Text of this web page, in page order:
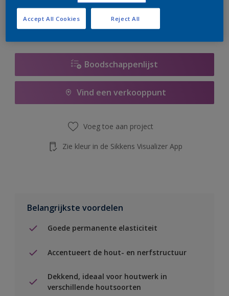
Op dit moment is het niet mogelijk dit product online
te bestellen. Bezoek je dichtstbijzijnde winkel of klik op
de knop hieronder.
Boodschappenlijst
Vind een verkooppunt
Voeg toe aan project
Zie kleur in de Sikkens Visualizer App
Belangrijkste voordelen
Goede permanente elasticiteit
Accentueert de hout- en nerfstructuur
Dekkend, ideaal voor houtwerk in
verschillende houtsoorten
Reject All
Accept All Cookies